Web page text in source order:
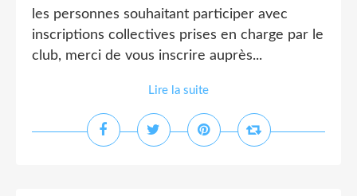
les personnes souhaitant participer avec
inscriptions collectives prises en charge par le
club, merci de vous inscrire auprès...
Lire la suite